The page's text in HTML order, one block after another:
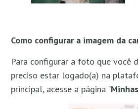
Exibir mais
Como configurar a imagem da
Para configurar a foto que você
preciso estar logado(a) na
principal, acesse a página "